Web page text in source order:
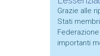
Grazie alle
Stati
importanti